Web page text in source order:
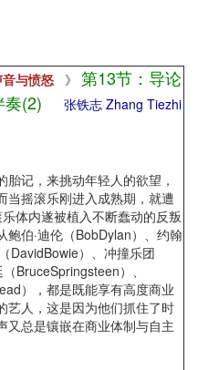
与愤怒 》 第13节：导论
奏(2)
张铁志 Zhang Tiezhi
记，来挑动年轻人的欲望，
当摇滚乐刚进入成熟期，就遭
体内遂被植入不断蠢动的反叛
鲍伯·迪伦（BobDylan）、约翰
DavidBowie）、冲撞乐团
BruceSpringsteen）、
），都是既能享有高度商业
艺人，这是因为他们抓住了时
又总是镶嵌在商业体制与自主